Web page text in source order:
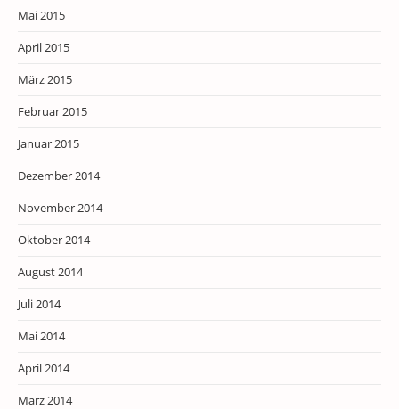
Mai 2015
April 2015
März 2015
Februar 2015
Januar 2015
Dezember 2014
November 2014
Oktober 2014
August 2014
Juli 2014
Mai 2014
April 2014
März 2014